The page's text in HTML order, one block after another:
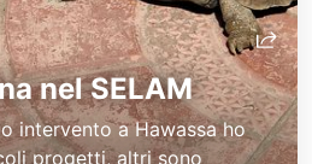
nel SELAM
intervento a Hawassa ho
progetti, altri sono